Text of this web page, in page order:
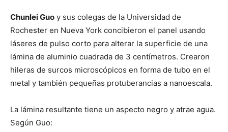
Chunlei Guo y sus colegas de la Universidad de
Rochester en Nueva York concibieron el panel usando
láseres de pulso corto para alterar la superficie de una
lámina de aluminio cuadrada de 3 centímetros. Crearon
hileras de surcos microscópicos en forma de tubo en el
metal y también pequeñas protuberancias a nanoescala.
La lámina resultante tiene un aspecto negro y atrae agua.
Según Guo: